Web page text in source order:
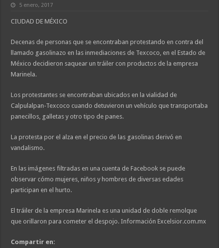
5 enero, 2017
CIUDAD DE MÉXICO
Decenas de personas que se encontraban protestando en contra del
llamado gasolinazo en las inmediaciones de Texcoco, en el Estado de
México decidieron saquear un tráiler con productos de la empresa
Marinela.
Los protestantes se encontraban ubicados en la vialidad de
Calpulalpan-Texcoco cuando detuvieron un vehículo que transportaba
panecillos, galletas y otro tipo de panes.
La protesta por el alza en el precio de las gasolinas derivó en
vandalismo.
En las imágenes filtradas en una cuenta de Facebook se puede
observar cómo mujeres, niños y hombres de diversas edades
participan en el hurto.
El tráiler de la empresa Marinela es una unidad de doble remolque
que orillaron para cometer el despojo. Información Excelsior.com.mx
Compartir en: